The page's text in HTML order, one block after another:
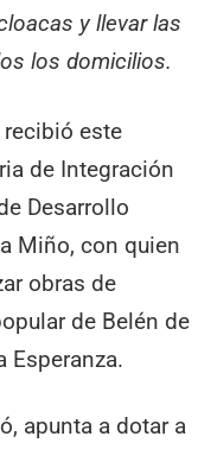
y llevar las
los domicilios.
recibió este
de Integración
Desarrollo
Miño, con quien
obras de
de Belén de
Esperanza.
apunta a dotar a